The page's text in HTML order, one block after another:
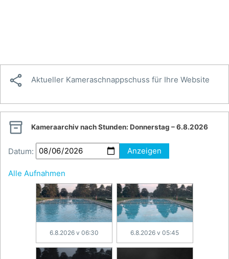
 Aktueller Kameraschnappschuss für Ihre Website
 Kameraarchiv nach Stunden: Donnerstag – 6.8.2026
Datum: Anzeigen
Alle Aufnahmen
6.8.2026 v 06:30 6.8.2026 v 05:45